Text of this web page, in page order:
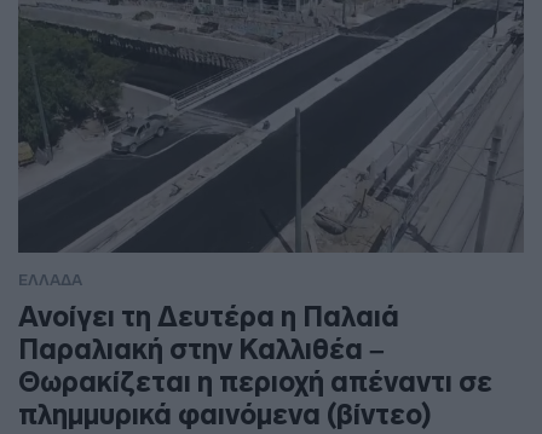
ΕΛΛΑΔΑ
Ανοίγει τη Δευτέρα η Παλαιά
Παραλιακή στην Καλλιθέα –
Θωρακίζεται η περιοχή απέναντι σε
πλημμυρικά φαινόμενα (βίντεο)